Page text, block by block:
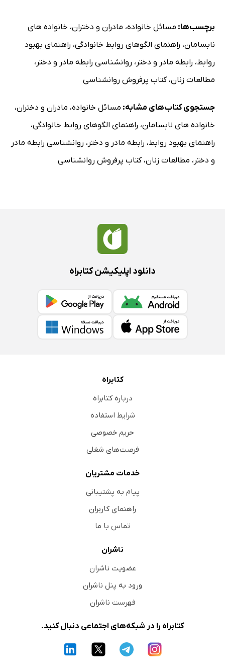
برچسب‌ها: مسائل خانواده، مادران و دختران، خانواده های
نابسامان، راهنمای الگوهای روابط خانوادگی، راهنمای بهبود
روابط، رابطه مادر و دختر ، روانشناسی رابطه مادر و دختر ،
مطالعات زنان،کتاب پرفروش روانشناسی
جستجوی کتاب‌های مشابه: مسائل خانواده، مادران و دختران،
خانواده های نابسامان، راهنمای الگوهای روابط خانوادگی،
راهنمای بهبود روابط، رابطه مادر و دختر ، روانشناسی رابطه مادر
و دختر ، مطالعات زنان،کتاب پرفروش روانشناسی
دانلود اپلیکیشن کتابراه
کتابراه
درباره کتابراه
شرایط استفاده
حریم خصوصی
فرصت‌های شغلی
خدمات مشتریان
پیام به پشتیبانی
راهنمای کاربران
تماس با ما
ناشران
عضویت ناشران
ورود به پنل ناشران
فهرست ناشران
کتابراه را در شبکه‌های اجتماعی دنبال کنید.